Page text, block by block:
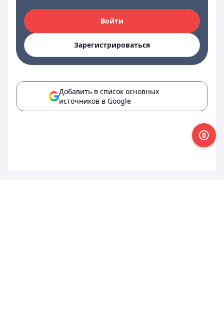
Войти
Зарегистрироваться
Добавить в список основных
источников в Google